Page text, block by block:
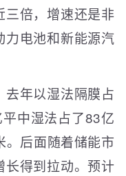
三倍，增速还是非
力电池和新能源汽
年以湿法隔膜占
中湿法占了83亿
。后面随着储能市
得到拉动。预计